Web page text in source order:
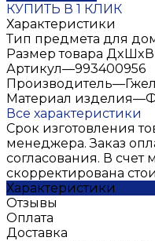
КУПИТЬ В 1 КЛИК
Характеристики
Тип предмета для
Размер товара
Артикул—993400956
Производитель—
Материал изделия—
Все характеристики
Срок изготовления
менеджера. Заказ
согласования. В счет
скорректирована
Характеристики
Отзывы
Оплата
Доставка